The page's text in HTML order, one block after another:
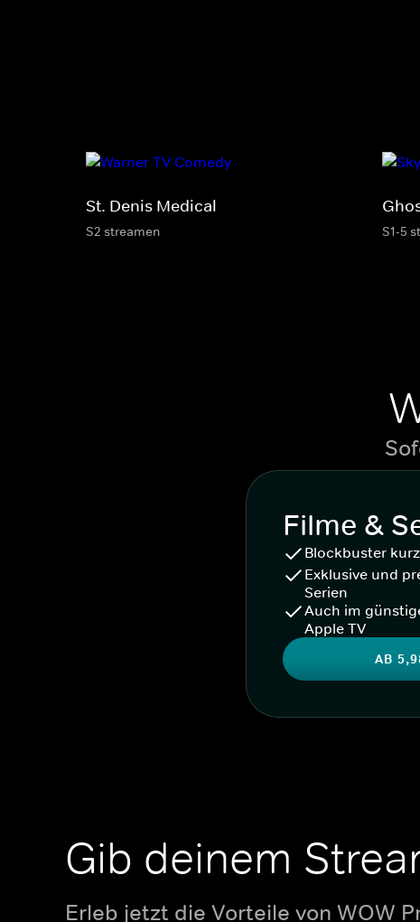
St. Denis Medical
S2 streamen S1-5
Filme &
Blockbuster
Exklusive und
Serien
Auch im
Apple TV
AB
Gib deinem
Erleb jetzt die Vorteile von WOW